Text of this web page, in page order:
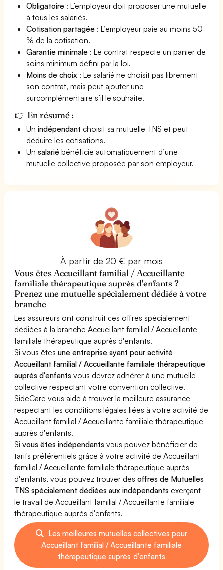
Obligatoire : L’employeur doit proposer une mutuelle
à tous les salariés.
Cotisation partagée : L’employeur paie au moins 50
% de la cotisation.
Garantie minimale : Le contrat respecte un panier de
soins minimum défini par la loi.
Moins de choix : Le salarié ne choisit pas librement
son contrat, mais peut ajouter une
surcomplémentaire s’il le souhaite.
👉 En résumé :
Unindépendant choisit sa mutuelle TNS et peut
déduire les cotisations.
Unsalarié bénéficie automatiquement d’une
mutuelle collective proposée par son employeur.
À partir de 20 € par mois
Vous êtes Accueillant familial / Accueillante
familiale thérapeutique auprès d'enfants ?
Prenez une mutuelle spécialement dédiée à votre
branche
Les assureurs ont construit des offres spécialement
dédiées à la branche Accueillant familial / Accueillante
familiale thérapeutique auprès d'enfants.
Si vous êtesune entreprise ayant pour activité
Accueillant familial / Accueillante familiale thérapeutique
auprès d'enfants vous devrez adhérer à une mutuelle
collective respectant votre convention collective.
SideCare vous aide à trouver la meilleure assurance
respectant les conditions légales liées à votre activité de
Accueillant familial / Accueillante familiale thérapeutique
auprès d'enfants.
Sivous êtes indépendants vous pouvez bénéficier de
tarifs préférentiels grâce à votre activité de Accueillant
familial / Accueillante familiale thérapeutique auprès
d'enfants, vous pouvez trouver desoffres de Mutuelles
TNS spécialement dédiées aux indépendants exerçant
le travail de Accueillant familial / Accueillante familiale
thérapeutique auprès d'enfants.
Les meilleures mutuelles collectives pour
Accueillant familial / Accueillante familiale
thérapeutique auprès d'enfants